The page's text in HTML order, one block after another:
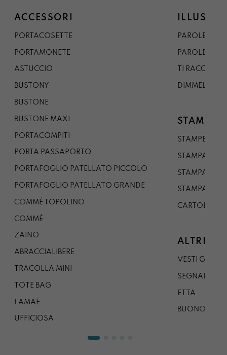
ACCESSORI
PORTACOSETTE
PORTAMONETE
ASTUCCIO
BUSTONY
BUSTONE
BUSTONE MAXI
PORTACOMPITI
PORTA PASSAPORTO
PORTAFOGLIO PATELLATO PICCOLO
PORTAFOGLIO PATELLATO GRANDE
COMMÉ TOPOLINO
COMMÉ
ZAINO
ABRACCIALIBERE
TRACOLLA MINI
TOTE BAG
LAMAE
UFFICIOSA
PAROLE DAL
PAROLE DA
TI
DIMMELO
STAMPE
STAMPE A5
STAMPA A3
STAMPA A1
STAMPA A0
CARTOLINA
ALTRE
VESTI
SEGNALIBRO
ETTA
BUONO